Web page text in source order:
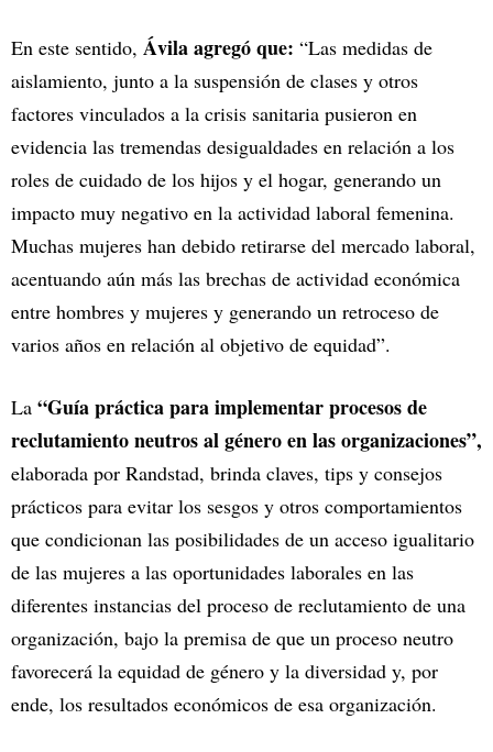
En este sentido, Ávila agregó que: “Las medidas de
aislamiento, junto a la suspensión de clases y otros
factores vinculados a la crisis sanitaria pusieron en
evidencia las tremendas desigualdades en relación a los
roles de cuidado de los hijos y el hogar, generando un
impacto muy negativo en la actividad laboral femenina.
Muchas mujeres han debido retirarse del mercado laboral,
acentuando aún más las brechas de actividad económica
entre hombres y mujeres y generando un retroceso de
varios años en relación al objetivo de equidad”.
La “Guía práctica para implementar procesos de
reclutamiento neutros al género en las organizaciones”,
elaborada por Randstad, brinda claves, tips y consejos
prácticos para evitar los sesgos y otros comportamientos
que condicionan las posibilidades de un acceso igualitario
de las mujeres a las oportunidades laborales en las
diferentes instancias del proceso de reclutamiento de una
organización, bajo la premisa de que un proceso neutro
favorecerá la equidad de género y la diversidad y, por
ende, los resultados económicos de esa organización.